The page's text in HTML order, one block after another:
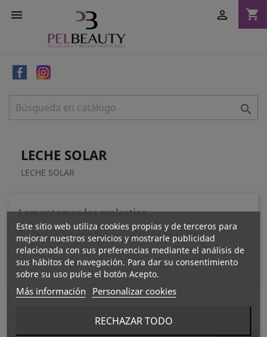
 shopping_cart


LECHE SOLAR
LECHE SOLAR
Lamentamos las molestias.
Realice una nueva búsqueda sobre su interés

Infórmese de nuestras últimas noticias y ofertas especiales
Este sitio web utiliza cookies propias y de terceros para
mejorar nuestros servicios y mostrarle publicidad
relacionada con sus preferencias mediante el análisis de
sus hábitos de navegación. Para dar su consentimiento
sobre su uso pulse el botón Acepto.
Más información Personalizar cookies
RECHAZAR TODO